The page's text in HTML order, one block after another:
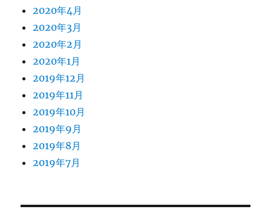
2020年4月
2020年3月
2020年2月
2020年1月
2019年12月
2019年11月
2019年10月
2019年9月
2019年8月
2019年7月